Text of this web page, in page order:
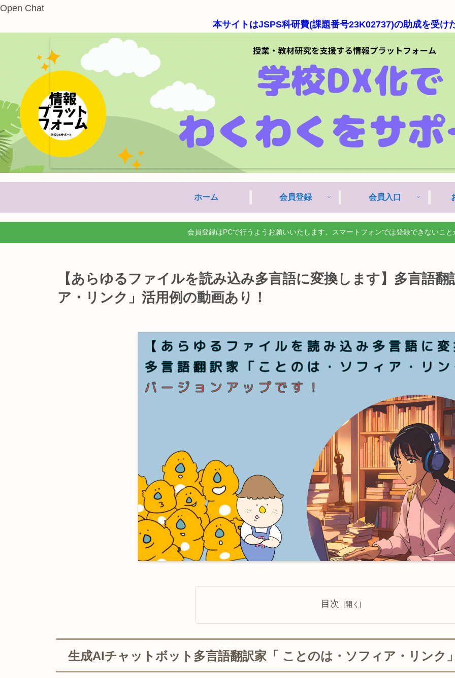
Open Chat
本サイトはJSPS科研費(課題番号23K02737)の助成を受けた研究成果を
ホーム 会員登録 会員入口
会員登録はPCで行うようお願いいたします。スマートフォンでは登録できないこと
【あらゆるファイルを読み込み多言語に変換します】多言語
ア・リンク」活用例の動画あり！
目次
生成AIチャットボット多言語翻訳家「 ことのは・ソフィア・リンク